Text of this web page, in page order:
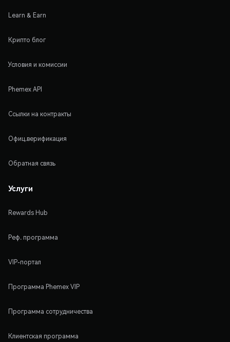
Learn & Earn
Крипто блог
Условия и комиссии
Phemex API
Ссылки на контракты
Офиц.верификация
Обратная связь
Услуги
Rewards Hub
Реф. программа
VIP-портал
Программа Phemex VIP
Программа сотрудничества
Клиентская программа